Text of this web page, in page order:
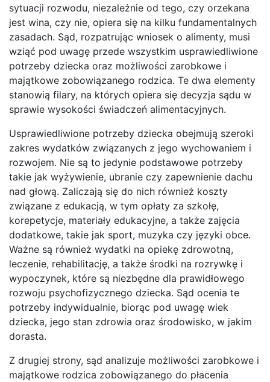
sytuacji rozwodu, niezależnie od tego, czy orzekana
jest wina, czy nie, opiera się na kilku fundamentalnych
zasadach. Sąd, rozpatrując wniosek o alimenty, musi
wziąć pod uwagę przede wszystkim usprawiedliwione
potrzeby dziecka oraz możliwości zarobkowe i
majątkowe zobowiązanego rodzica. Te dwa elementy
stanowią filary, na których opiera się decyzja sądu w
sprawie wysokości świadczeń alimentacyjnych.
Usprawiedliwione potrzeby dziecka obejmują szeroki
zakres wydatków związanych z jego wychowaniem i
rozwojem. Nie są to jedynie podstawowe potrzeby
takie jak wyżywienie, ubranie czy zapewnienie dachu
nad głową. Zaliczają się do nich również koszty
związane z edukacją, w tym opłaty za szkołę,
korepetycje, materiały edukacyjne, a także zajęcia
dodatkowe, takie jak sport, muzyka czy języki obce.
Ważne są również wydatki na opiekę zdrowotną,
leczenie, rehabilitację, a także środki na rozrywkę i
wypoczynek, które są niezbędne dla prawidłowego
rozwoju psychofizycznego dziecka. Sąd ocenia te
potrzeby indywidualnie, biorąc pod uwagę wiek
dziecka, jego stan zdrowia oraz środowisko, w jakim
dorasta.
Z drugiej strony, sąd analizuje możliwości zarobkowe i
majątkowe rodzica zobowiązanego do płacenia